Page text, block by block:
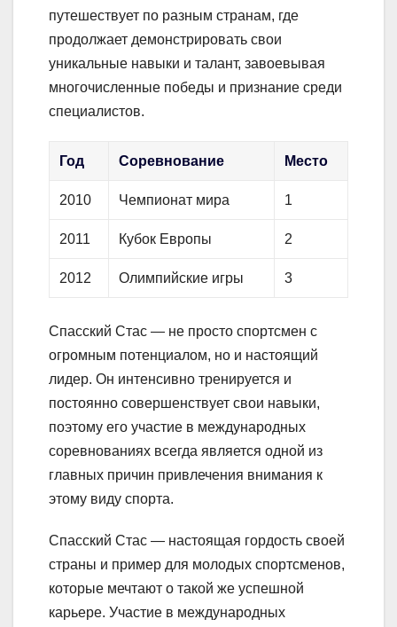
путешествует по разным странам, где
продолжает демонстрировать свои
уникальные навыки и талант, завоевывая
многочисленные победы и признание среди
специалистов.
Год Соревнование Место
2010 Чемпионат мира 1
2011 Кубок Европы 2
2012 Олимпийские игры 3
Спасский Стас — не просто спортсмен с
огромным потенциалом, но и настоящий
лидер. Он интенсивно тренируется и
постоянно совершенствует свои навыки,
поэтому его участие в международных
соревнованиях всегда является одной из
главных причин привлечения внимания к
этому виду спорта.
Спасский Стас — настоящая гордость своей
страны и пример для молодых спортсменов,
которые мечтают о такой же успешной
карьере. Участие в международных